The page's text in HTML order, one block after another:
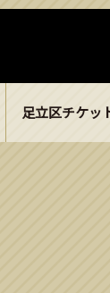
足立区チケッ